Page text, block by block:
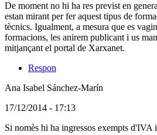
resposta
al
comentari:
Hi
han
De moment no hi ha res previst en
estan mirant per fer aquest tipus de
tècnics. Igualment, a mesura que es
formacions, les anirem publicant i us
mitjançant el portal de Xarxanet.
Respon
Ana Isabel Sánchez-Marín
(Usuari
registrat)
17/12/2014 - 17:13
Si nomès hi ha ingressos exempts d'IVA